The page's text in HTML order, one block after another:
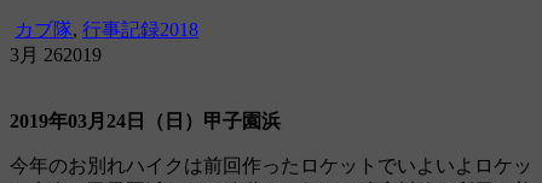
カブ隊, 行事記録2018
3月 262019
2019年03月24日（日）甲子園浜
今年のお別れハイクは前回作ったロケットでいよいよロケッ